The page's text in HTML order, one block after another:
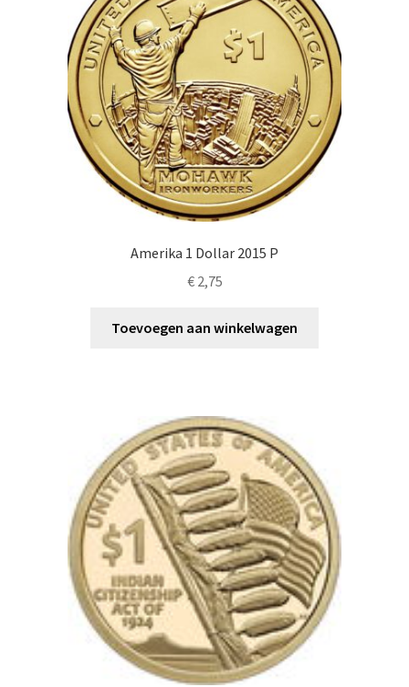
Amerika 1 Dollar 2015 P
€2,75
Toevoegen aan winkelwagen